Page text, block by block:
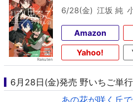
6/28(金) 江坂 純
Amazon
Yahoo!
6月28日(金)発売 野いちご単
あの花が咲く丘